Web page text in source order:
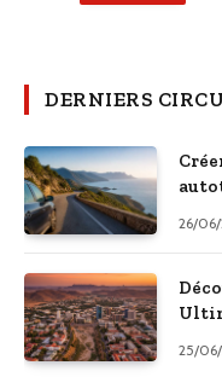
DERNIERS
26/
25/